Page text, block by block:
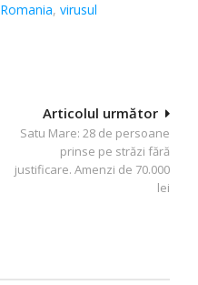
Romania,virusul
Articolul următor
Satu Mare: 28 de persoane
prinse pe străzi fără
justificare. Amenzi de 70.000
lei